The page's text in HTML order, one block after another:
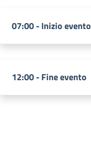
07:00 - Inizio evento
12:00 - Fine evento